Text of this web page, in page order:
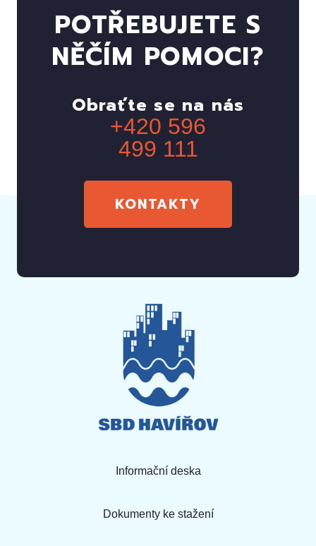
POTŘEBUJETE S
NĚČÍM POMOCI?
Obraťte se na nás
+420 596
499 111
KONTAKTY
Informační deska
Dokumenty ke stažení